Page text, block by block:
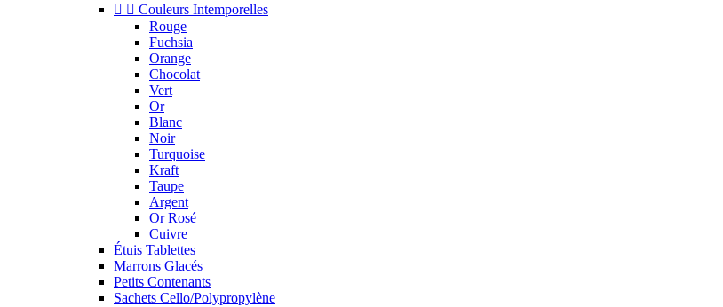
  Couleurs Intemporelles
Rouge
Fuchsia
Orange
Chocolat
Vert
Or
Blanc
Noir
Turquoise
Kraft
Taupe
Argent
Or Rosé
Cuivre
Étuis Tablettes
Marrons Glacés
Petits Contenants
Sachets Cello/Polypropylène